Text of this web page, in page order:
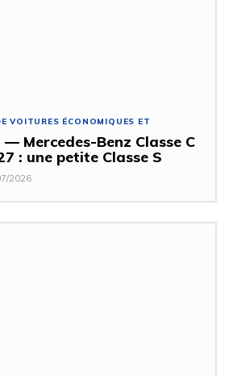
VOITURES ÉCONOMIQUES ET
Mercedes-Benz Classe C
: une petite Classe S
2026